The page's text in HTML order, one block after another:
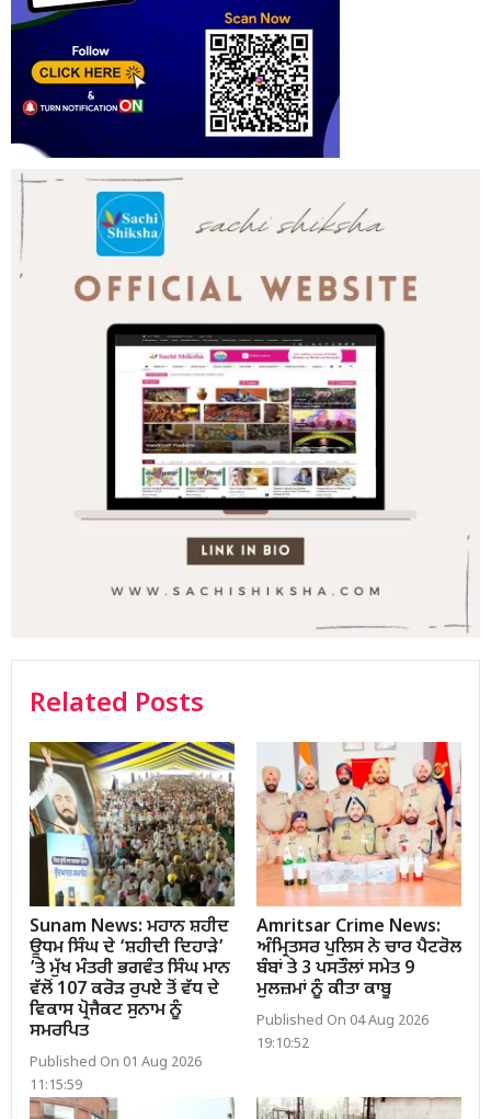
Related Posts
Sunam News: ਮਹਾਨ ਸ਼ਹੀਦ
ਊਧਮ ਸਿੰਘ ਦੇ ‘ਸ਼ਹੀਦੀ ਦਿਹਾੜੇ’
’ਤੇ ਮੁੱਖ ਮੰਤਰੀ ਭਗਵੰਤ ਸਿੰਘ ਮਾਨ
ਵੱਲੋਂ 107 ਕਰੋੜ ਰੁਪਏ ਤੋਂ ਵੱਧ ਦੇ
ਵਿਕਾਸ ਪ੍ਰੋਜੈਕਟ ਸੁਨਾਮ ਨੂੰ
ਸਮਰਪਿਤ
Published On 01 Aug 2026
11:15:59
Amritsar Crime News:
ਅੰਮ੍ਰਿਤਸਰ ਪੁਲਿਸ ਨੇ ਚਾਰ ਪੈਟਰੋਲ
ਬੰਬਾਂ ਤੇ 3 ਪਸਤੌਲਾਂ ਸਮੇਤ 9
ਮੁਲਜ਼ਮਾਂ ਨੂੰ ਕੀਤਾ ਕਾਬੂ
Published On 04 Aug 2026
19:10:52